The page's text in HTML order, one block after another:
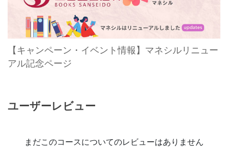
【キャンペーン・イベント情報】マネシルリニュー
アル記念ページ
ユーザーレビュー
まだこのコースについてのレビューはありません